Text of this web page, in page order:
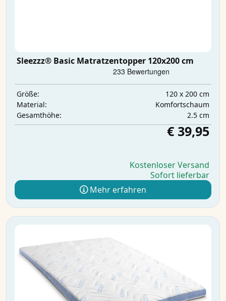
Sleezzz® Basic Matratzentopper 120x200 cm
Größe:
120 x 200 cm
Material:
Komfortschaum
Gesamthöhe:
2.5 cm
€ 39,95
Kostenloser Versand
Sofort lieferbar
Mehr erfahren